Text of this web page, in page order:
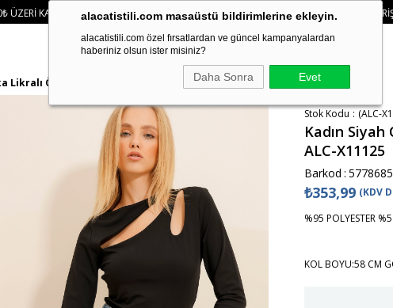
alacatistili.com masaüstü bildirimlerine ekleyin.
alacatistili.com özel fırsatlardan ve güncel kampanyalardan
haberiniz olsun ister misiniz?
Daha Sonra Evet
• 🛍️ YENI SEZON ÜRÜNLERINDE 2 ÜRÜN VE ÜZERI SIPARIŞLERDE SEPETTE
Likralı Örme Bluz ALC-X11125
Stok Kodu (ALC-
Kadın
ALC-X11125
Barkod :
₺353,99 (KDV
%95 POLYESTER
KOL BOYU:58 CM